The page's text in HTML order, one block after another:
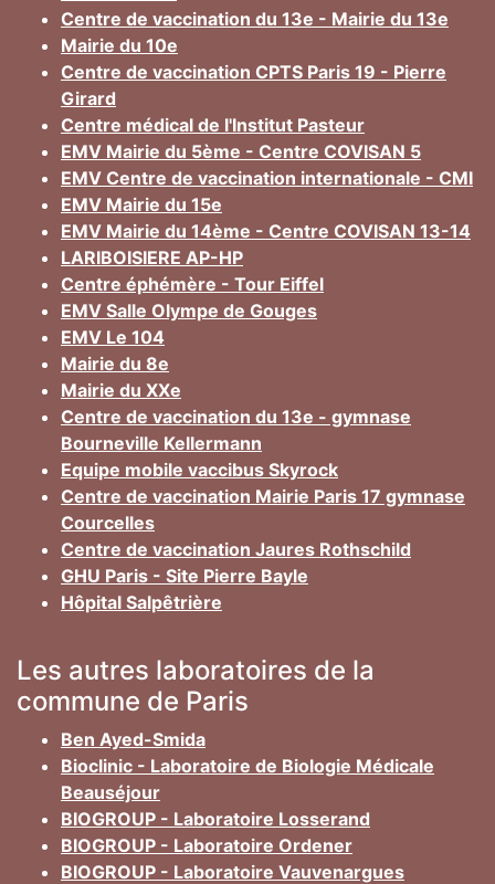
Centre de vaccination du 13e - Mairie du 13e
Mairie du 10e
Centre de vaccination CPTS Paris 19 - Pierre
Girard
Centre médical de l'Institut Pasteur
EMV Mairie du 5ème - Centre COVISAN 5
EMV Centre de vaccination internationale - CMI
EMV Mairie du 15e
EMV Mairie du 14ème - Centre COVISAN 13-14
LARIBOISIERE AP-HP
Centre éphémère - Tour Eiffel
EMV Salle Olympe de Gouges
EMV Le 104
Mairie du 8e
Mairie du XXe
Centre de vaccination du 13e - gymnase
Bourneville Kellermann
Equipe mobile vaccibus Skyrock
Centre de vaccination Mairie Paris 17 gymnase
Courcelles
Centre de vaccination Jaures Rothschild
GHU Paris - Site Pierre Bayle
Hôpital Salpêtrière
Les autres laboratoires de la
commune de Paris
Ben Ayed-Smida
Bioclinic - Laboratoire de Biologie Médicale
Beauséjour
BIOGROUP - Laboratoire Losserand
BIOGROUP - Laboratoire Ordener
BIOGROUP - Laboratoire Vauvenargues